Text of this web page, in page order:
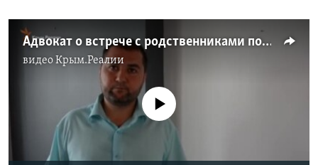
Адвокат о встрече с родственниками политзаключенных
видеоКрым.Реалии
No media source currently available